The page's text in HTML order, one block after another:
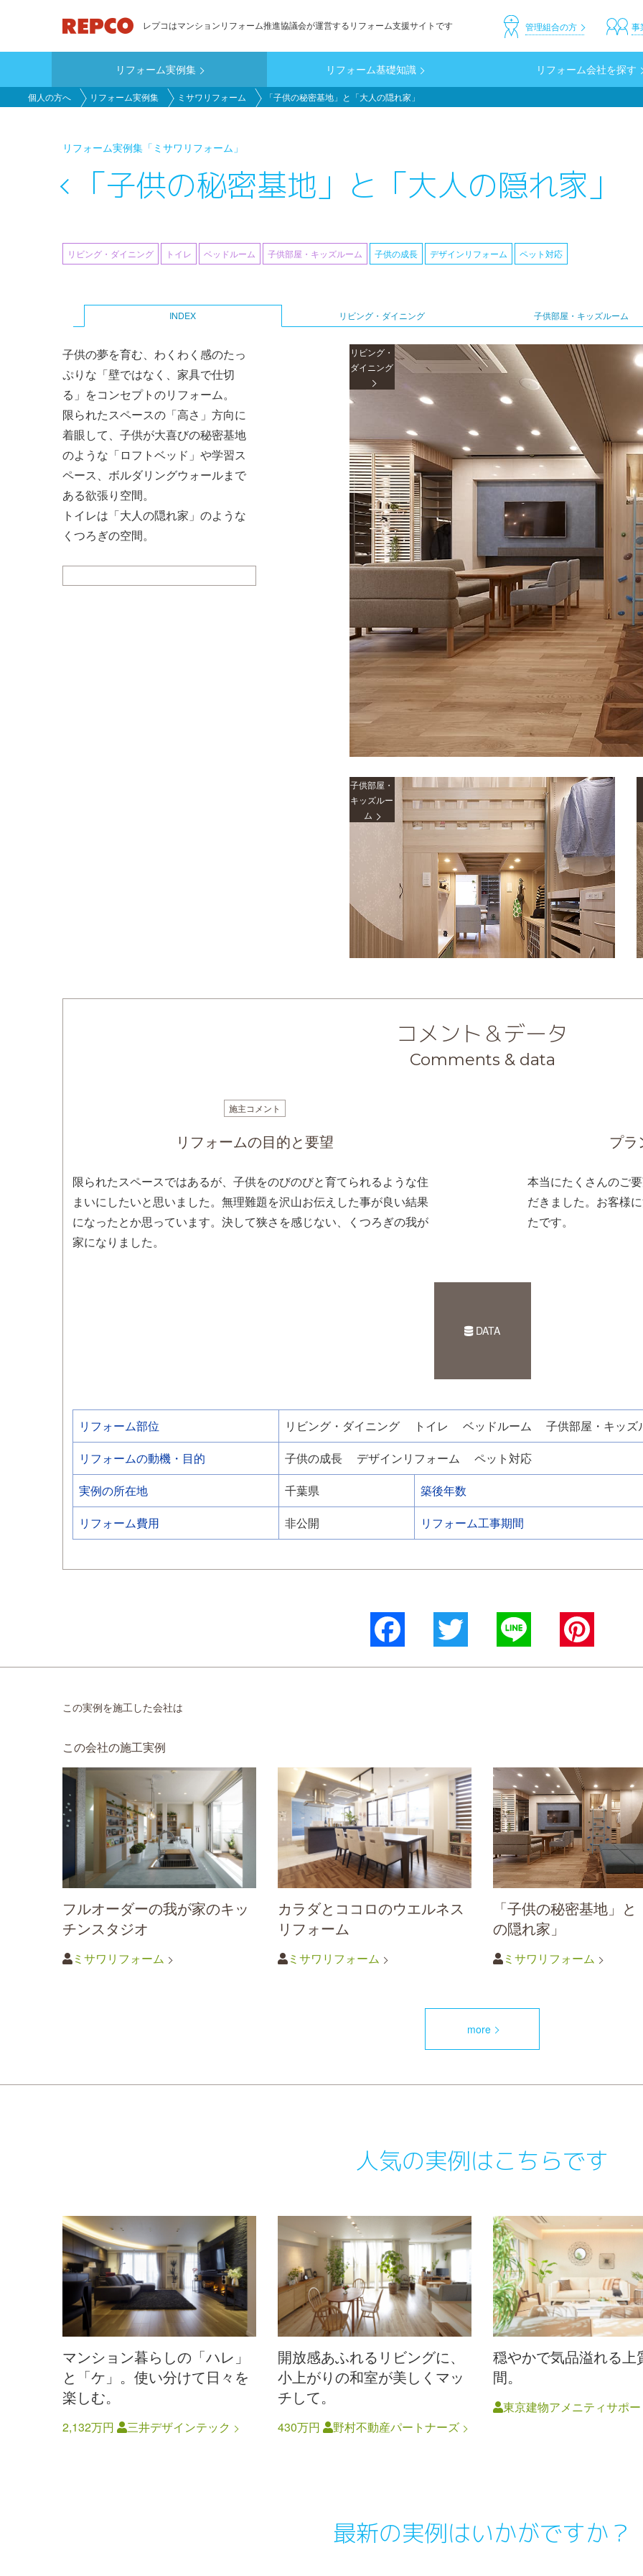
ン
ン
テ
レプコはマンションリフォーム推進協議会が運営するリフォーム支援サイトです 事
管理組合の方
main_customer
リフォーム実例集 リフォーム基礎知識 リフォーム会社を探す
個人の方へ リフォーム実例集 ミサワリフォーム 「子供の秘密基地」と「大人の隠れ家」
リフォーム実例集 「ミサワリフォーム」
「子供の秘密基地」と「大人の隠れ家」
tabs
INDEX リビング・ダイニング 子供部屋・キッズルーム
子供の成長 デザインリフォーム ペット対応
リビング・ダイニング トイレ ベッドルーム 子供部屋・キッズルーム
子供の夢を育む、わくわく感のたっ
ぷりな「壁ではなく、家具で仕切
る」をコンセプトのリフォーム。
限られたスペースの「高さ」方向に
着眼して、子供が大喜びの秘密基地
のような「ロフトベッド」や学習ス
ペース、ボルダリングウォールまで
ある欲張り空間。
トイレは「大人の隠れ家」のような
くつろぎの空間。
リビング・
ダイニング
子供部屋・
キッズルー
ム
コメント＆データ
Comments & data
施主コメント
リフォームの目的と要望
限られたスペースではあるが、子供をのびのびと育てられるような住
まいにしたいと思いました。無理難題を沢山お伝えした事が良い結果
になったとか思っています。決して狭さを感じない、くつろぎの我が
家になりました。
プラ
本当にたくさんのご
だきました。お客様
たです。
DATA
リフォーム部位 リビング・ダイニング トイレ ベッドルーム
子供部屋・キッズ
リフォームの動機・目的
子供の成長 デザインリフォーム
ペット対応
実例の所在地
千葉県
築後年数
リフォーム費用
非公開 リフォーム工事期間
Facebook
この実例を施工した会社は
この会社の施工実例
フルオーダーの我が家のキッ
チンスタジオ
ミサワリフォーム
カラダとココロのウエルネス
リフォーム
ミサワリフォーム
「子供の秘密基地」と
の隠れ家」
ミサワリフォーム
more
人気の実例はこちらです
マンション暮らしの「ハレ」
と「ケ」。使い分けて日々を
楽しむ。
2,132万円 三井デザインテック
開放感あふれるリビングに、
小上がりの和室が美しくマッ
チして。
430万円 野村不動産パートナーズ
穏やかで気品溢れる上
間。
東京建物アメニティサポ
最新の実例はいかがですか？